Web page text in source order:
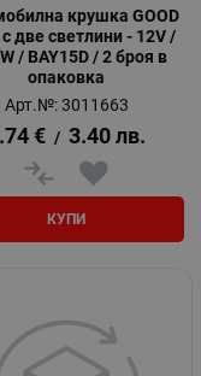
крушка GOOD
с две светлини - 12V /
/ BAY15D / 2 броя в
опаковка
Арт.№: 3011663
€ / 3.40 лв.
КУПИ